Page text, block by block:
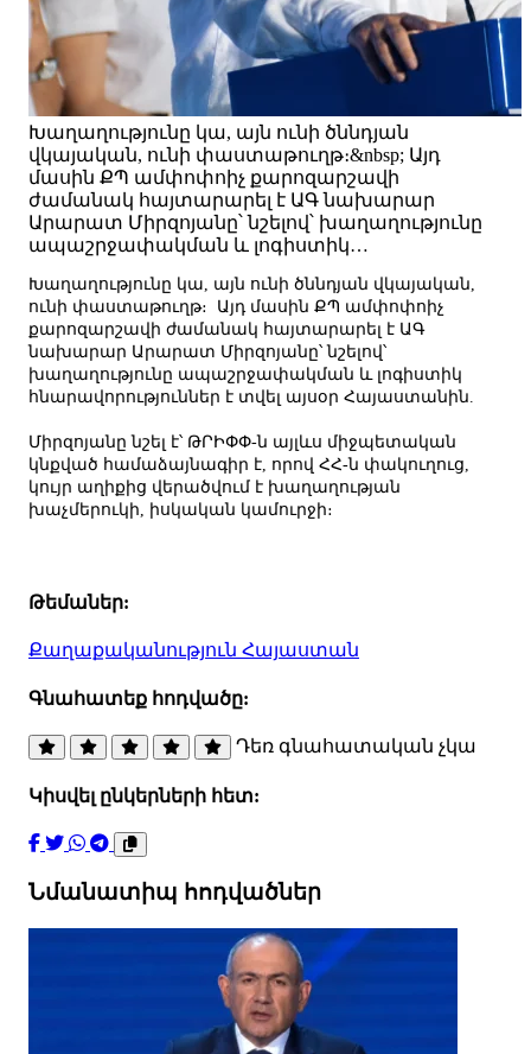
Խաղաղությունը կա, այն ունի ծննդյան
վկայական, ունի փաստաթուղթ։&nbsp; Այդ
մասին ՔՊ ամփոփոիչ քարոզարշավի
ժամանակ հայտարարել է ԱԳ նախարար
Արարատ Միրզոյանը՝ նշելով՝ խաղաղությունը
ապաշրջափակման և լոգիստիկ…
Խաղաղությունը կա, այն ունի ծննդյան վկայական,
ունի փաստաթուղթ։ Այդ մասին ՔՊ ամփոփոիչ
քարոզարշավի ժամանակ հայտարարել է ԱԳ
նախարար Արարատ Միրզոյանը՝ նշելով՝
խաղաղությունը ապաշրջափակման և լոգիստիկ
հնարավորություններ է տվել այսօր Հայաստանին.
Միրզոյանը նշել է՝ ԹՐԻՓՓ-ն այլևս միջպետական
կնքված համաձայնագիր է, որով ՀՀ-ն փակուղուց,
կույր աղիքից վերածվում է խաղաղության
խաչմերուկի, իսկական կամուրջի։
Թեմաներ:
Քաղաքականություն Հայաստան
Գնահատեք հոդվածը:
Դեռ գնահատական չկա
Կիսվել ընկերների հետ:
Նմանատիպ հոդվածներ